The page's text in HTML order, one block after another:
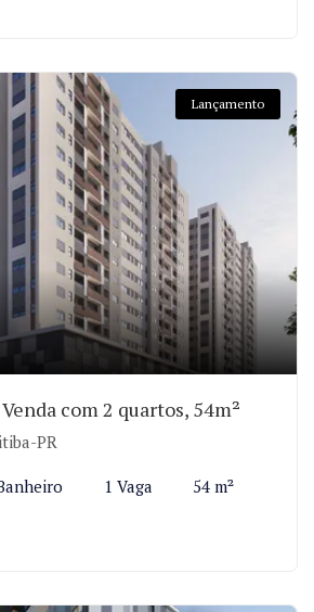
Lançamento
com 2 quartos, 54m²
PR
1 Vaga 54 m²